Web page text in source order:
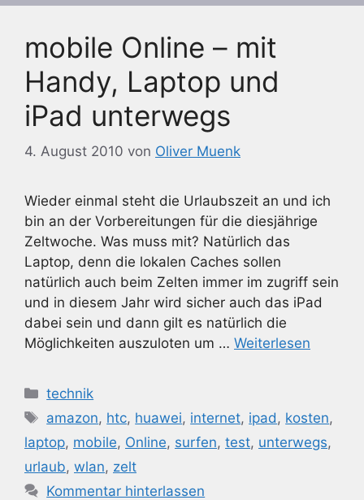
mobile Online – mit
Handy, Laptop und
iPad unterwegs
4. August 2010 von Oliver Muenk
Wieder einmal steht die Urlaubszeit an und ich
bin an der Vorbereitungen für die diesjährige
Zeltwoche. Was muss mit? Natürlich das
Laptop, denn die lokalen Caches sollen
natürlich auch beim Zelten immer im zugriff sein
und in diesem Jahr wird sicher auch das iPad
dabei sein und dann gilt es natürlich die
Möglichkeiten auszuloten um … Weiterlesen
Kategorien
technik
Schlagwörter
amazon, htc, huawei, internet, ipad, kosten,
laptop, mobile, Online, surfen, test, unterwegs,
urlaub, wlan, zelt
Kommentar hinterlassen